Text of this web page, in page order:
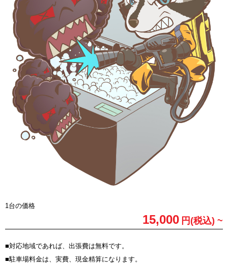
1台の価格
15,000 円(税込) ~
■対応地域であれば、出張費は無料です。
■駐車場料金は、実費、現金精算になります。